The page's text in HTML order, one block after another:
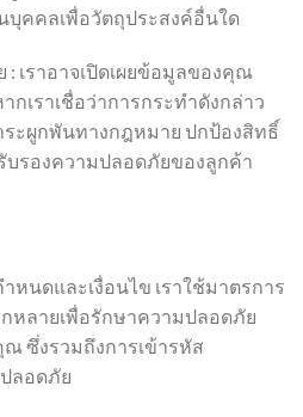
คคลเพื่อวัตถุประสงค์อื่นใด
เราอาจเปิดเผยข้อมูลของคุณ
เราเชื่อว่าการกระทำดังกล่าว
ะผูกพันทางกฎหมาย ปกป้องสิทธิ์
บรองความปลอดภัยของลูกค้า
หนดและเงื่อนไข เราใช้มาตรการ
หลายเพื่อรักษาความปลอดภัย
ซึ่งรวมถึงการเข้ารหัส
ลอดภัย